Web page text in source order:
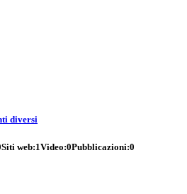
diversi
Siti web:1Video:0Pubblicazioni:0